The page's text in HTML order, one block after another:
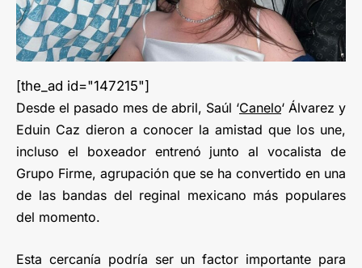
[the_ad id="147215"]
Desde el pasado mes de abril, Saúl ‘Canelo‘ Álvarez y
Eduin Caz dieron a conocer la amistad que los une,
incluso el boxeador entrenó junto al vocalista de
Grupo Firme, agrupación que se ha convertido en una
de las bandas del reginal mexicano más populares
del momento.
Esta cercanía podría ser un factor importante para